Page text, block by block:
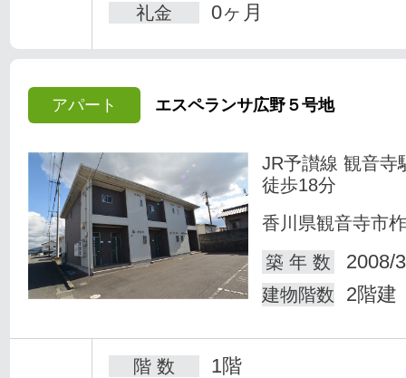
礼金 0ヶ月
アパート エスペランサ広野５号地
JR予讃線 観音寺
徒歩18分
香川県観音寺市
築 年 数
2008/
建物階数 2階建
階 数 1階